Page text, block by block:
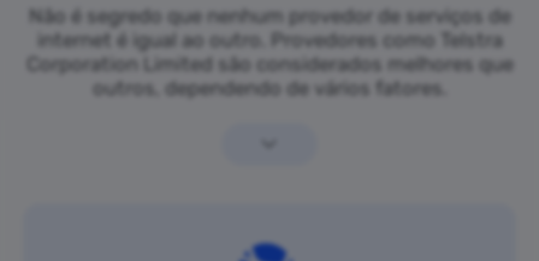
Não é segredo que nenhum provedor de serviços de
internet é igual ao outro. Provedores como Telstra
Corporation Limited são considerados melhores que
outros, dependendo de vários fatores.